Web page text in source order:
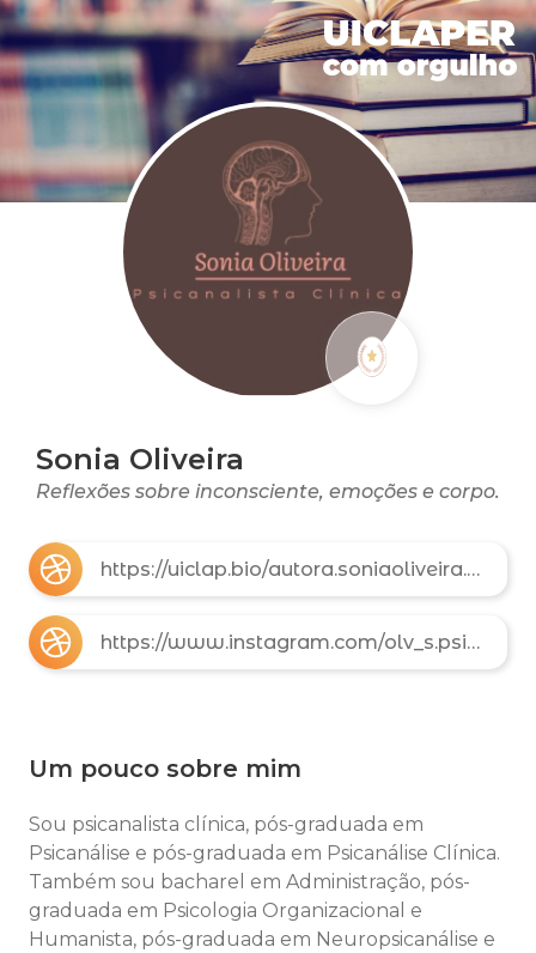
Sonia Oliveira
Reflexões sobre inconsciente, emoções e corpo.
https://uiclap.bio/autora.soniaoliveira.psiqu
https://www.instagram.com/olv_s.psicanalista?igsh=MWVsdjQyZGp4cTRsMw%3D%3D&utm_source=qr
Um pouco sobre mim
Sou psicanalista clínica, pós-graduada em
Psicanálise e pós-graduada em Psicanálise Clínica.
Também sou bacharel em Administração, pós-
graduada em Psicologia Organizacional e
Humanista, pós-graduada em Neuropsicanálise e